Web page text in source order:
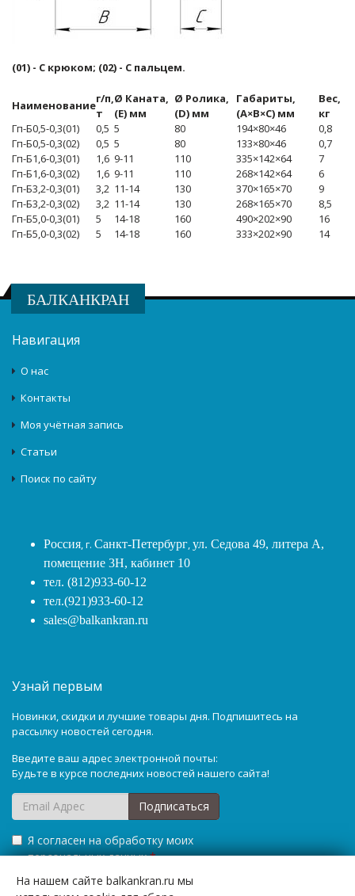
(01) - С крюком; (02) - С пальцем.
Наименованиег/п,
т
Ø Каната,
(E) мм
Ø Ролика,
(D) мм
Габариты,
(A×B×C) мм
Вес,
кг
Гп-Б0,5-0,3(01)
0,5 5 80 194×80×46
0,8
Гп-Б0,5-0,3(02)
0,5 5 80 133×80×46
0,7
Гп-Б1,6-0,3(01)
1,6 9-11 110 335×142×64
7
Гп-Б1,6-0,3(02)
1,6 9-11 110 268×142×64
6
Гп-Б3,2-0,3(01)
3,2 11-14 130 370×165×70
9
Гп-Б3,2-0,3(02)
3,2 11-14 130 268×165×70
8,5
Гп-Б5,0-0,3(01)
5 14-18 160 490×202×90
16
Гп-Б5,0-0,3(02)
5 14-18 160 333×202×90 14
БАЛКАНКРАН
Навигация
О нас
Контакты
Моя учётная запись
Статьи
Поиск по сайту
Россия, г. Санкт-Петербург,ул. Седова 49, литера А,
помещение 3Н, кабинет 10
тел. (812)933-60-12
тел.(921)933-60-12
sales@balkankran.ru
Узнай первым
Новинки, скидки и лучшие товары дня. Подпишитесь на
рассылку новостей сегодня.
Введите ваш адрес электронной почты:
Будьте в курсе последних новостей нашего сайта!
Я согласен на обработку моих
персональных данных *
Подписаться
На нашем сайте balkankran.ru мы